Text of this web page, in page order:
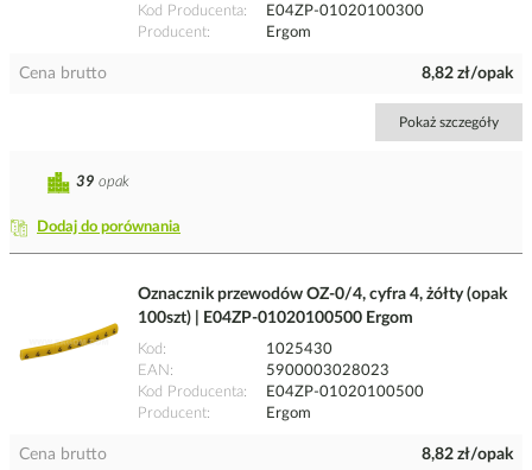
Kod Producenta
E04ZP-01020100300
Producent
Ergom
Cena brutto 8,82 zł/opak
Pokaż szczegóły
Dodaj do porównania
39 opak
Oznacznik przewodów OZ-0/4, cyfra 4, żółty (opak
100szt) | E04ZP-01020100500 Ergom
Kod
1025430
EAN
5900003028023
Kod Producenta
E04ZP-01020100500
Producent
Ergom
Cena brutto 8,82 zł/opak